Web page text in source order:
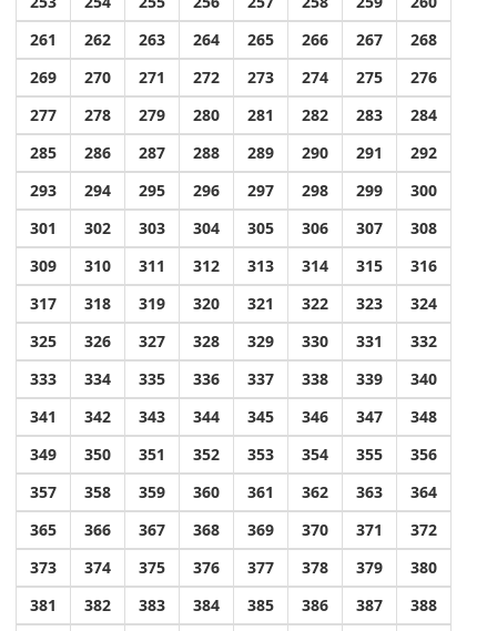
261
262 263 264 265 266 267
268
269
270 271 272 273 274 275
276
277
278 279 280 281 282 283
284
285
286 287 288 289 290 291
292
293
294 295 296 297 298 299
300
301
302 303 304 305 306 307
308
309
310 311 312 313 314 315
316
317
318 319 320 321 322 323
324
325
326 327 328 329 330 331
332
333
334 335 336 337 338 339
340
341
342 343 344 345 346 347
348
349
350 351 352 353 354 355
356
357
358 359 360 361 362 363
364
365
366 367 368 369 370 371
372
373
374 375 376 377 378 379
380
381
382 383 384 385 386 387
388